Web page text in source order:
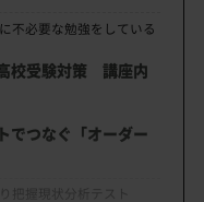
不必要な勉強をしている
校受験対策 講座内
でつなぐ「オーダー
把握現状分析テスト